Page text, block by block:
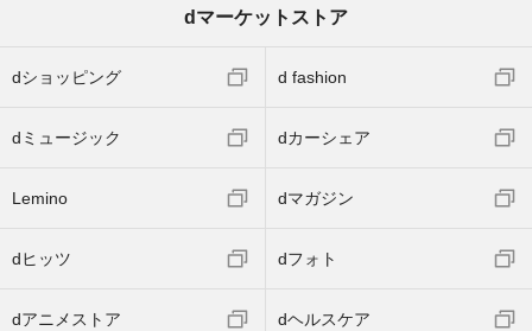
dマーケットストア
dショッピング d fashion
dミュージック dカーシェア
Lemino dマガジン
dヒッツ dフォト
dアニメストア dヘルスケア